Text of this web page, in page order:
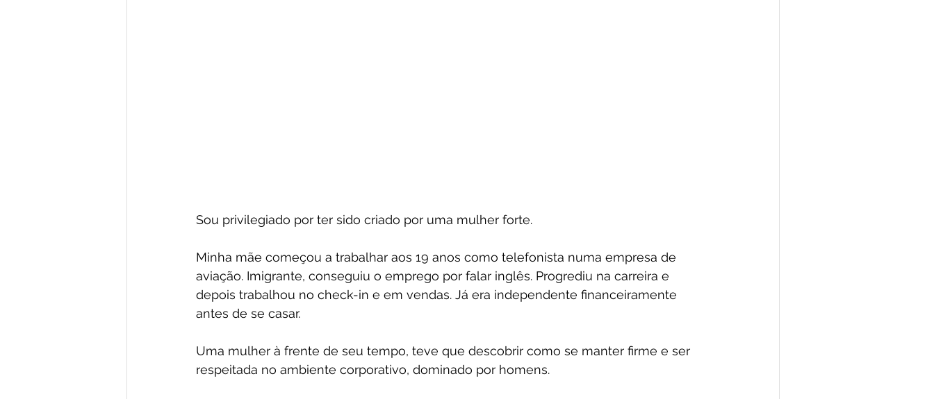
Sou privilegiado por ter sido criado por uma mulher forte.
Minha mãe começou a trabalhar aos 19 anos como telefonista numa empresa de
aviação. Imigrante, conseguiu o emprego por falar inglês. Progrediu na carreira e
depois trabalhou no check-in e em vendas. Já era independente financeiramente
antes de se casar.
Uma mulher à frente de seu tempo, teve que descobrir como se manter firme e ser
respeitada no ambiente corporativo, dominado por homens.